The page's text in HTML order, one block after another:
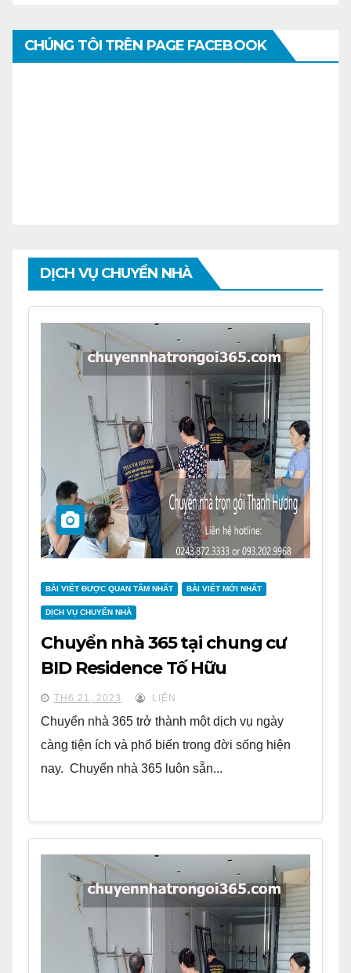
CHÚNG TÔI TRÊN PAGE FACEBOOK
DỊCH VỤ CHUYỂN NHÀ
BÀI VIẾT ĐƯỢC QUAN TÂM NHẤT BÀI VIẾT MỚI NHẤT
DỊCH VỤ CHUYỂN NHÀ
Chuyển nhà 365 tại chung cư
BID Residence Tố Hữu
TH6 21, 2023 LIÊN
Chuyển nhà 365 trở thành một dịch vụ ngày
càng tiện ích và phổ biến trong đời sống hiện
nay. Chuyển nhà 365 luôn sẵn...